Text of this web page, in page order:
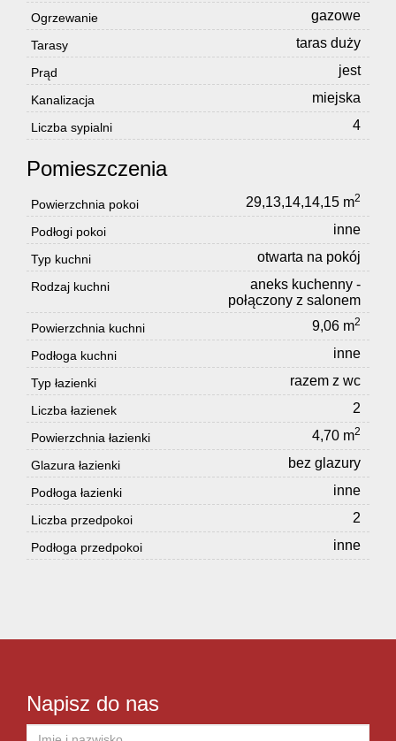
Ogrzewanie gazowe
Tarasy taras duży
Prąd jest
Kanalizacja miejska
Liczba sypialni 4
Pomieszczenia
Powierzchnia pokoi 29,13,14,14,15 m2
Podłogi pokoi inne
Typ kuchni otwarta na pokój
Rodzaj kuchni
aneks kuchenny -
połączony z salonem
Powierzchnia kuchni 9,06 m2
Podłoga kuchni inne
Typ łazienki razem z wc
Liczba łazienek 2
Powierzchnia łazienki 4,70 m2
Glazura łazienki bez glazury
Podłoga łazienki inne
Liczba przedpokoi 2
Podłoga przedpokoi inne
Napisz do nas